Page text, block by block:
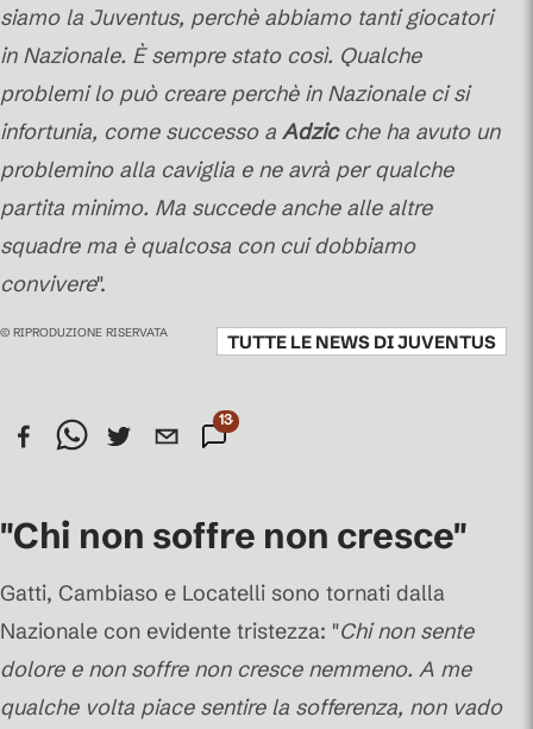
siamo la Juventus, perchè abbiamo tanti giocatori
in Nazionale. È sempre stato così. Qualche
problemi lo può creare perchè in Nazionale ci si
infortunia, come successo a Adzic che ha avuto un
problemino alla caviglia e ne avrà per qualche
partita minimo. Ma succede anche alle altre
squadre ma è qualcosa con cui dobbiamo
convivere".
© RIPRODUZIONE RISERVATA TUTTE LE NEWS DIJUVENTUS
134
"Chi non soffre non cresce"
Gatti, Cambiaso e Locatelli sono tornati dalla
Nazionale con evidente tristezza: "Chi non sente
dolore e non soffre non cresce nemmeno. A me
qualche volta piace sentire la sofferenza, non vado